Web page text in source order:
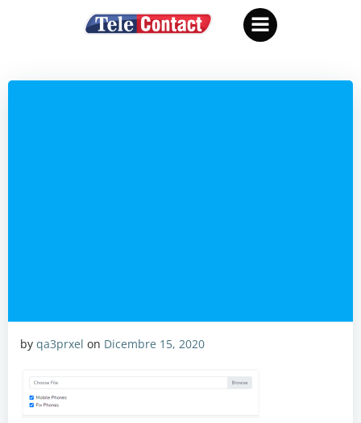
al
by qa3prxel on Dicembre 15, 2020